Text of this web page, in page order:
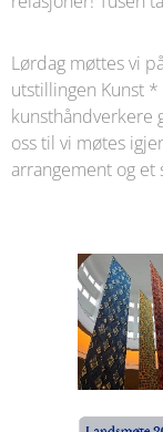
Lørdag møttes vi
utstillingen Kunst
kunsthåndverkere
oss til vi møtes
arrangement og